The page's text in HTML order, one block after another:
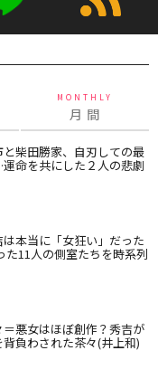
MONTHLY
月 間
と柴田勝家、自刃しての最
命を共にした２人の悲劇
は本当に「女狂い」だった
た11人の側室たちを時系列
＝悪女はほぼ創作？秀吉が
負わされた茶々(井上和)